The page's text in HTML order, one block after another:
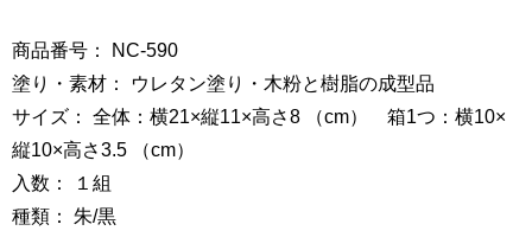
商品番号： NC-590
塗り・素材： ウレタン塗り・木粉と樹脂の成型品
サイズ： 全体：横21×縦11×高さ8 （cm） 箱1つ：横10×
縦10×高さ3.5 （cm）
入数： １組
種類： 朱/黒